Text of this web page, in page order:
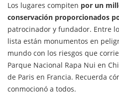
Los lugares compiten por un
conservación proporcionados
patrocinador y fundador. Entre
lista están monumentos en
mundo con los riesgos que
Parque Nacional Rapa Nui en
de Paris en Francia. Recuerda
conmocionó a todos.